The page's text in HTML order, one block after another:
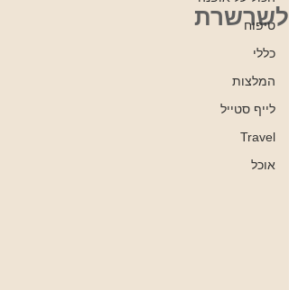
טיפוח
כללי
המלצות
לייף סטייל
Travel
אוכל
לשרשרת